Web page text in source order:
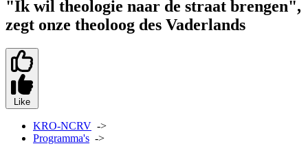
"Ik wil theologie naar de straat brengen",
zegt onze theoloog des Vaderlands
Like
KRO-NCRV ->
Programma's ->